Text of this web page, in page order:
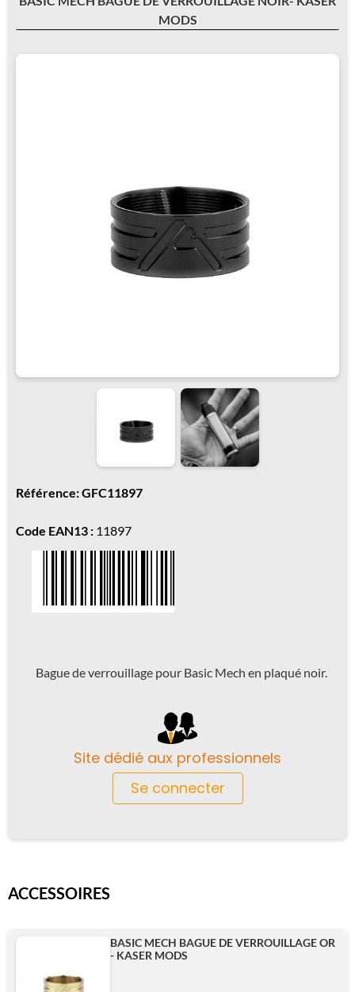
MODS
Référence: GFC11897
Code EAN13 : 11897
Bague de verrouillage pour Basic Mech en plaqué noir.
Site dédié aux professionnels
Se connecter
ACCESSOIRES
BASIC MECH BAGUE DE VERROUILLAGE OR
- KASER MODS